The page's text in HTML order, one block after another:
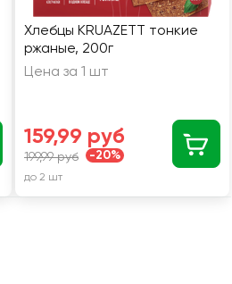
Хлебцы KRUAZETT тонкие
ржаные, 200г
Цена за 1 шт
159,99 руб
199,99 руб -20%
до 2 шт